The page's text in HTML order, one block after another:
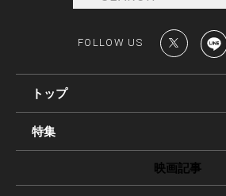
FOLLOW US
トップ
特集
映画記事